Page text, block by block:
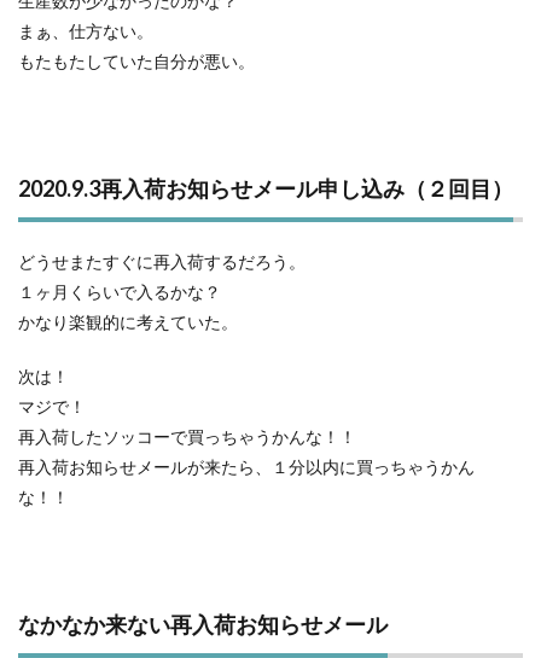
まぁ、仕方ない。
もたもたしていた自分が悪い。
2020.9.3再入荷お知らせメール申し込み（２回目）
どうせまたすぐに再入荷するだろう。
１ヶ月くらいで入るかな？
かなり楽観的に考えていた。
次は！
マジで！
再入荷したソッコーで買っちゃうかんな！！
再入荷お知らせメールが来たら、１分以内に買っちゃうかん
な！！
なかなか来ない再入荷お知らせメール